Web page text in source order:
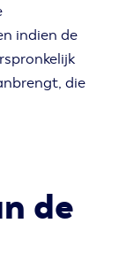
indien de
die
de